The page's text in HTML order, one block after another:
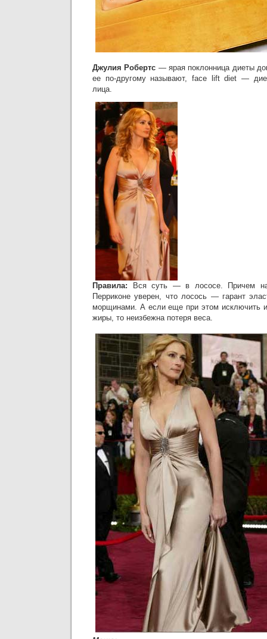
Джулия Робертс — ярая поклонница диеты
ее по-другому называют, face lift diet —
лица.
Правила: Вся суть — в лососе. Причем
Перриконе уверен, что лосось — гарант
морщинами. А если еще при этом исключить
жиры, то неизбежна потеря веса.